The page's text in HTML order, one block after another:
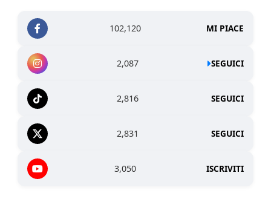
102,120 MI PIACE
2,087 SEGUICI
2,816 SEGUICI
2,831 SEGUICI
3,050 ISCRIVITI